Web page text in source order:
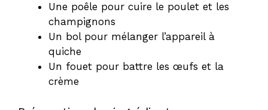
Une poêle pour cuire le poulet et les
champignons
Un bol pour mélanger l’appareil à
quiche
Un fouet pour battre les œufs et la
crème